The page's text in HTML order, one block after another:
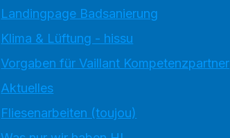
Landingpage Badsanierung
Klima & Lüftung - hissu
Vorgaben für Vaillant Kompetenzpartner
Aktuelles
Fliesenarbeiten (toujou)